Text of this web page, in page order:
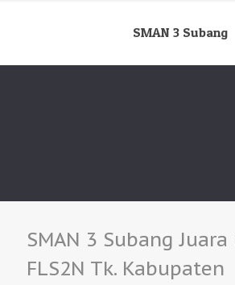
SMAN 3 Subang
SMAN 3 Subang
FLS2N Tk. Kabupaten